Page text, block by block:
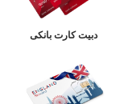
دبیت کارت بانکی